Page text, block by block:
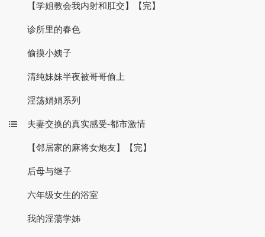
【学姐教会我内射和肛交】【完】
诊所里的春色
偷摸小姨子
清纯妹妹半夜被哥哥偷上
淫荡娟娟系列
夫妻交换的真实感受-都市激情
【邻居家的麻将女炮友】【完】
后母与继子
六年级女生的浴室
我的淫蕩学姊